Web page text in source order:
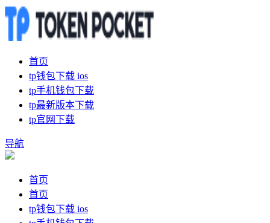
首页
tp钱包下载 ios
tp手机钱包下载
tp最新版本下载
tp官网下载
导航
首页
首页
tp钱包下载 ios